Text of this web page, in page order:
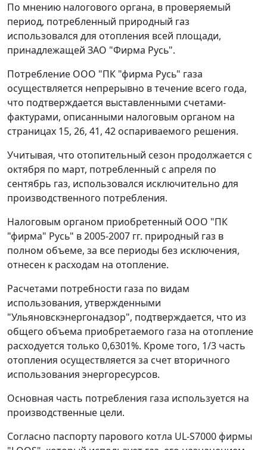
По мнению налогового органа, в проверяемый
период, потребленный природный газ
использовался для отопления всей площади,
принадлежащей ЗАО "Фирма Русь".
Потребление ООО "ПК "фирма Русь" газа
осуществляется непрерывно в течение всего года,
что подтверждается выставленными счетами-
фактурами, описанными налоговым органом на
страницах 15, 26, 41, 42 оспариваемого решения.
Учитывая, что отопительный сезон продолжается с
октября по март, потребленный с апреля по
сентябрь газ, использовался исключительно для
производственного потребления.
Налоговым органом приобретенный ООО "ПК
"фирма" Русь" в 2005-2007 гг. природный газ в
полном объеме, за все периоды без исключения,
отнесен к расходам на отопление.
Расчетами потребности газа по видам
использования, утвержденными
"Ульяновскэнергонадзор", подтверждается, что из
общего объема приобретаемого газа на отопление
расходуется только 0,6301%. Кроме того, 1/3 часть
отопления осуществляется за счет вторичного
использования энергоресурсов.
Основная часть потребления газа используется на
производственные цели.
Согласно паспорту парового котла UL-S7000 фирмы